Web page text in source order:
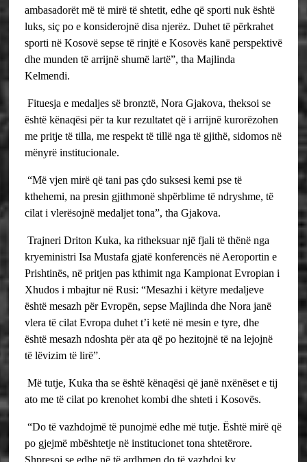
ambasadorët më të mirë të shtetit, edhe që sporti nuk është
luks, siç po e konsiderojnë disa njerëz. Duhet të përkrahet
sporti në Kosovë sepse të rinjtë e Kosovës kanë perspektivë
dhe munden të arrijnë shumë lartë”, tha Majlinda
Kelmendi.
Fituesja e medaljes së bronztë, Nora Gjakova, theksoi se
është kënaqësi për ta kur rezultatet që i arrijnë kurorëzohen
me pritje të tilla, me respekt të tillë nga të gjithë, sidomos në
mënyrë institucionale.
“Më vjen mirë që tani pas çdo suksesi kemi pse të
kthehemi, na presin gjithmonë shpërblime të ndryshme, të
cilat i vlerësojnë medaljet tona”, tha Gjakova.
Trajneri Driton Kuka, ka ritheksuar një fjali të thënë nga
kryeministri Isa Mustafa gjatë konferencës në Aeroportin e
Prishtinës, në pritjen pas kthimit nga Kampionat Evropian i
Xhudos i mbajtur në Rusi: “Mesazhi i këtyre medaljeve
është mesazh për Evropën, sepse Majlinda dhe Nora janë
vlera të cilat Evropa duhet t’i ketë në mesin e tyre, dhe
është mesazh ndoshta për ata që po hezitojnë të na lejojnë
të lëvizim të lirë”.
Më tutje, Kuka tha se është kënaqësi që janë nxënëset e tij
ato me të cilat po krenohet kombi dhe shteti i Kosovës.
“Do të vazhdojmë të punojmë edhe më tutje. Është mirë që
po gjejmë mbështetje në institucionet tona shtetërore.
Shpresoj se edhe në të ardhmen do të vazhdoj ky